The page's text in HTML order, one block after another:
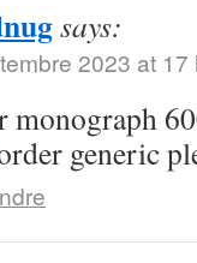
says:
2023 at 17
monograph
generic